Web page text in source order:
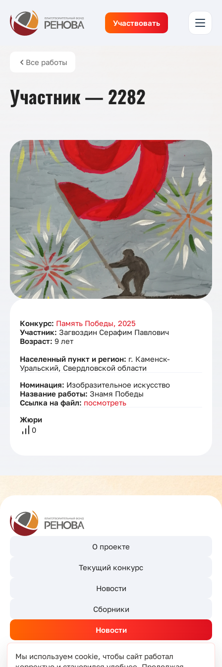
Участвовать
Все работы
Участник — 2282
Конкурс: Память Победы, 2025
Участник: Загвоздин Серафим Павлович
Возраст: 9 лет
Населенный пункт и регион: г. Каменск-
Уральский, Свердловской области
Номинация: Изобразительное искусство
Название работы: Знамя Победы
Ссылка на файл: посмотреть
Жюри
0
О проекте
Текущий конкурс
Новости
Сборники
Новости
Мы используем cookie, чтобы сайт работал